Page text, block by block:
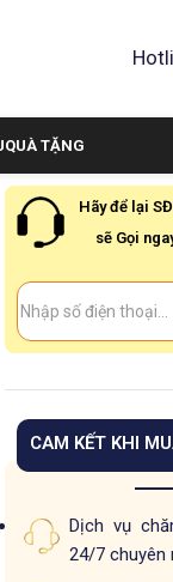
QUÀ TẶNG
Hãy để lại
sẽ Gọi
CAM KẾT KHI
Dịch vụ
24/7 chuyên